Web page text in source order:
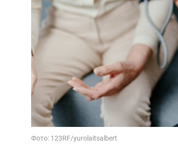
Фото: 123RF/yurolaitsalbert